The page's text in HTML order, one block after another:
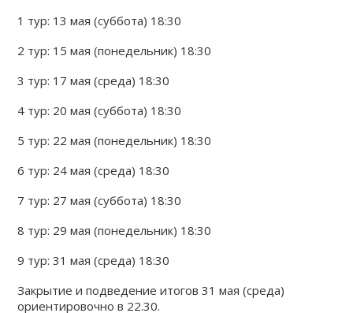
1 тур: 13 мая (суббота) 18:30
2 тур: 15 мая (понедельник) 18:30
3 тур: 17 мая (среда) 18:30
4 тур: 20 мая (суббота) 18:30
5 тур: 22 мая (понедельник) 18:30
6 тур: 24 мая (среда) 18:30
7 тур: 27 мая (суббота) 18:30
8 тур: 29 мая (понедельник) 18:30
9 тур: 31 мая (среда) 18:30
Закрытие и подведение итогов 31 мая (среда)
ориентировочно в 22.30.